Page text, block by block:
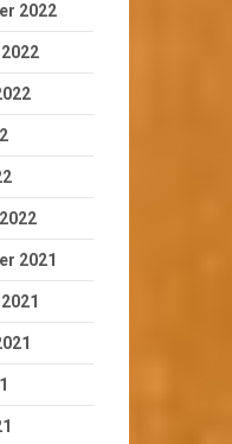
2022
2021